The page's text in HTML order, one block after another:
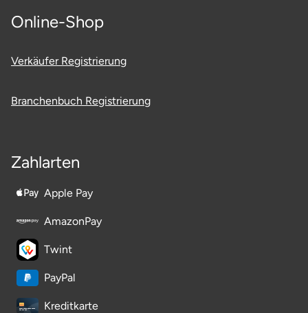
Online-Shop
Verkäufer Registrierung
Branchenbuch Registrierung
Zahlarten
Apple Pay
AmazonPay
Twint
PayPal
Kreditkarte